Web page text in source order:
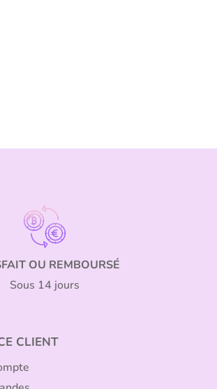
OU REMBOURSÉ
Sous 14 jours
CLIENT